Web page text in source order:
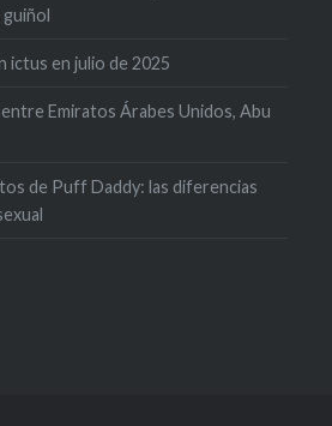
guiñol
ictus en julio de 2025
Emiratos Árabes Unidos, Abu
de Puff Daddy: las diferencias